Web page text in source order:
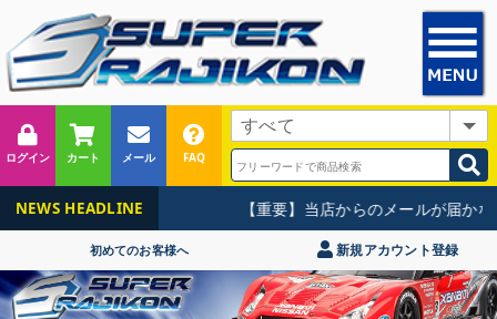
ログイン カート メール FAQ
NEWS HEADLINE 【重要】当店からのメールが届か
初めてのお客様へ 新規アカウント登録